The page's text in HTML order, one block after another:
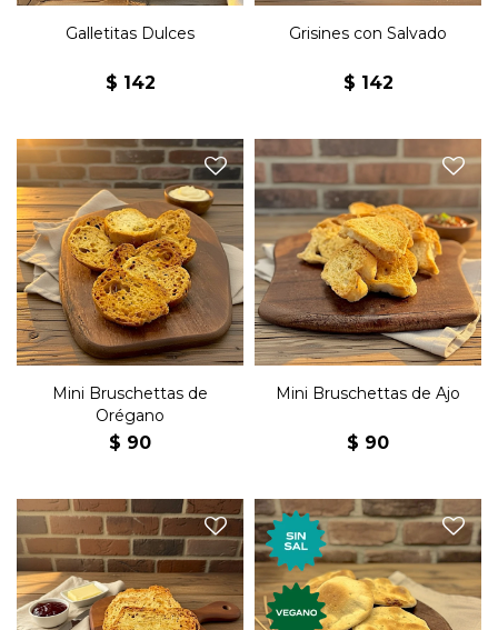
Galletitas Dulces
$ 142
Grisines con Salvado
$ 142
Mini tostadas de orégano.
Mini Bruschettas de
Orégano
$ 90
Mini Tostadas de Ajo.
Mini Bruschettas de Ajo
$ 90
Tostadas con salvado.
Las clásicas galletas marinas
de toda nuestra vida sin sal.